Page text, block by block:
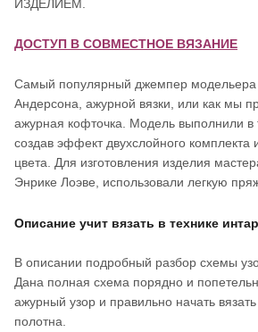
ИЗДЕЛИЕМ.
ДОСТУП В СОВМЕСТНОЕ ВЯЗАНИЕ
Самый популярный джемпер модельера
Андерсона, ажурной вязки, или как мы
ажурная кофточка. Модель выполнили в
создав эффект двухслойного комплекта
цвета. Для изготовления изделия
Энрике Лоэве, использовали легкую
Описание учит вязать в технике
В описании подробный разбор схемы
Дана полная схема порядно и
ажурный узор и правильно начать
полотна.